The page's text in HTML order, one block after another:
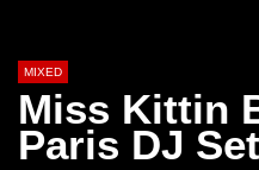
MIXED
Miss Kittin
Paris DJ Set